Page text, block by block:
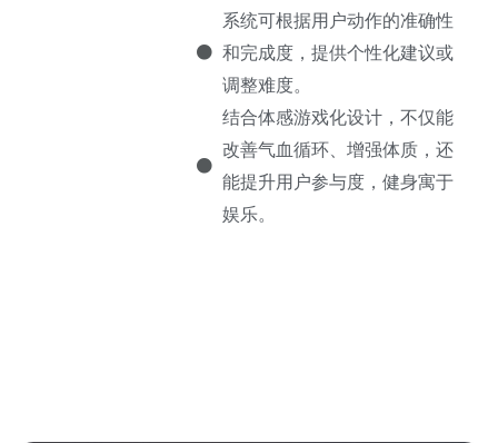
系统可根据用户动作的准确性
和完成度，提供个性化建议或
调整难度。
结合体感游戏化设计，不仅能
改善气血循环、增强体质，还
能提升用户参与度，健身寓于
娱乐。